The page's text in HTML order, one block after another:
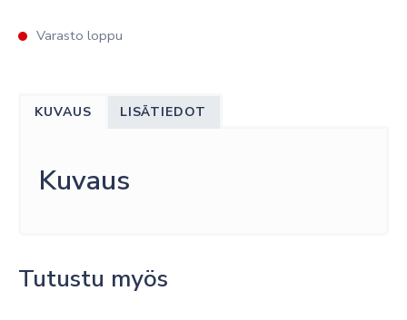
Varasto loppu
KUVAUS LISÄTIEDOT
Kuvaus
Tutustu myös